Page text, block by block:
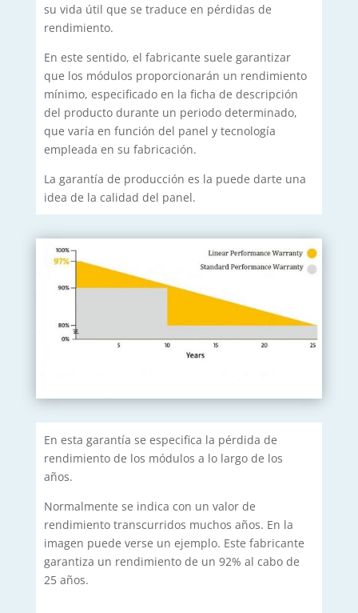
su vida útil que se traduce en pérdidas de
rendimiento.
En este sentido, el fabricante suele garantizar
que los módulos proporcionarán un rendimiento
mínimo, especificado en la ficha de descripción
del producto durante un periodo determinado,
que varía en función del panel y tecnología
empleada en su fabricación.
La garantía de producción es la puede darte una
idea de la calidad del panel.
En esta garantía se especifica la pérdida de
rendimiento de los módulos a lo largo de los
años.
Normalmente se indica con un valor de
rendimiento transcurridos muchos años. En la
imagen puede verse un ejemplo. Este fabricante
garantiza un rendimiento de un 92% al cabo de
25 años.